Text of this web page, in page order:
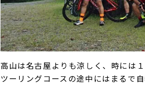
高山は名古屋よりも涼しく、時には
ツーリングコースの途中にはまるで